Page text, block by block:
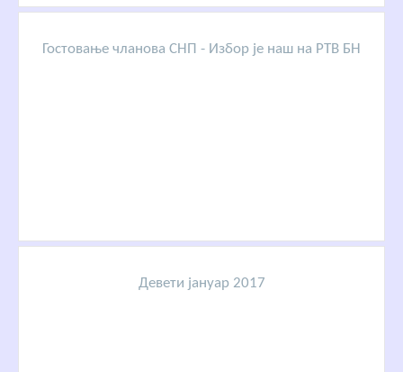
Гостовање чланова СНП - Избор је наш на РТВ БН
Девети јануар 2017